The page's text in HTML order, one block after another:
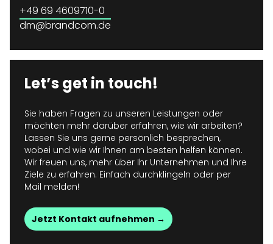
+49 69 4609710-0
dm@brandcom.de
Let’s get in touch!
Sie haben Fragen zu unseren Leistungen oder
möchten mehr darüber erfahren, wie wir arbeiten?
Lassen Sie uns gerne persönlich besprechen,
wobei und wie wir Ihnen am besten helfen können.
Wir freuen uns, mehr über Ihr Unternehmen und Ihre
Ziele zu erfahren. Einfach durchklingeln oder per
Mail melden!
Jetzt Kontakt aufnehmen →